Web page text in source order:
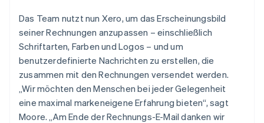
Das Team nutzt nun Xero, um das Erscheinungsbild
seiner Rechnungen anzupassen – einschließlich
Schriftarten, Farben und Logos – und um
benutzerdefinierte Nachrichten zu erstellen, die
zusammen mit den Rechnungen versendet werden.
„Wir möchten den Menschen bei jeder Gelegenheit
eine maximal markeneigene Erfahrung bieten“, sagt
Moore. „Am Ende der Rechnungs-E-Mail danken wir